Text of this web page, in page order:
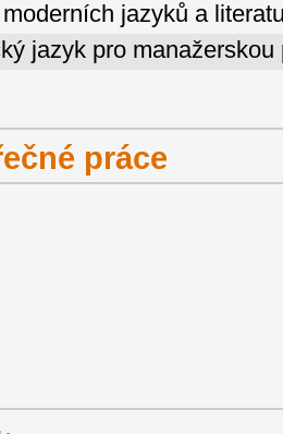
jazyků a
jazyk pro manažerskou
práce